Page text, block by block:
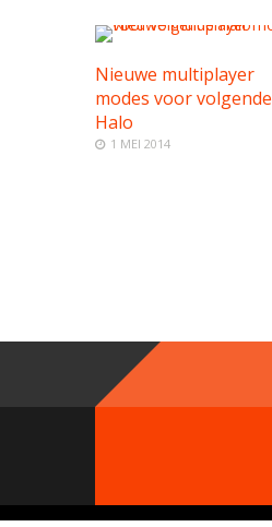
Nieuwe multiplayer
modes voor volgende
Halo
1 MEI 2014